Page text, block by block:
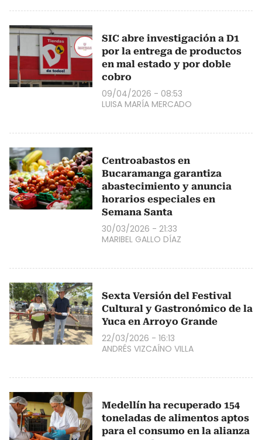
SIC abre investigación a D1
por la entrega de productos
en mal estado y por doble
cobro
09/04/2026 - 08:53
LUISA MARÍA MERCADO
Centroabastos en
Bucaramanga garantiza
abastecimiento y anuncia
horarios especiales en
Semana Santa
30/03/2026 - 21:33
MARIBEL GALLO DÍAZ
Sexta Versión del Festival
Cultural y Gastronómico de la
Yuca en Arroyo Grande
22/03/2026 - 16:13
ANDRÉS VIZCAÍNO VILLA
Medellín ha recuperado 154
toneladas de alimentos aptos
para el consumo en la alianza